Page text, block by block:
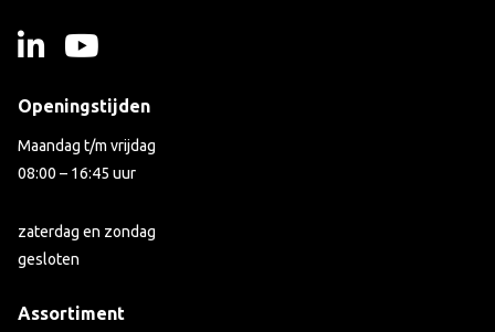
Openingstijden
Maandag t/m vrijdag
08:00 – 16:45 uur
zaterdag en zondag
gesloten
Assortiment